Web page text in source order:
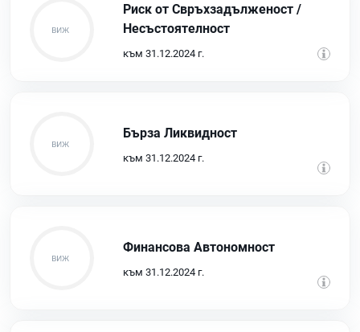
Риск от Свръхзадълженост /
Несъстоятелност
към 31.12.2024 г.
Бърза Ликвидност
към 31.12.2024 г.
Финансова Автономност
към 31.12.2024 г.